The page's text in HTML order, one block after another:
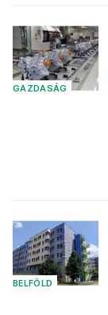
GAZDASÁG
BELFÖLD